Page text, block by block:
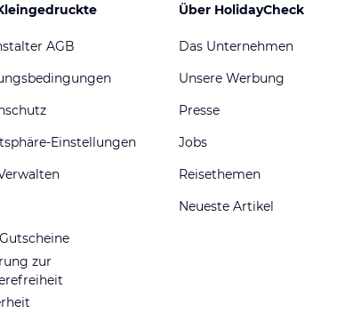
AGB
Einstellungen
zur
Über HolidayCheck
Das Unternehmen
Unsere Werbung
Presse
Jobs
Reisethemen
Neueste Artikel